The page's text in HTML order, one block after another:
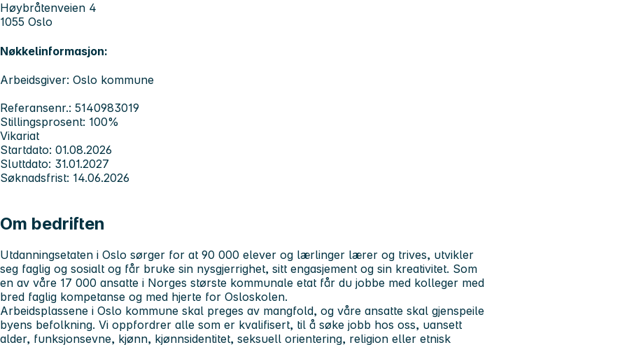
Høybråtenveien 4
1055 Oslo
Nøkkelinformasjon:
Arbeidsgiver: Oslo kommune
Referansenr.: 5140983019
Stillingsprosent: 100%
Vikariat
Startdato: 01.08.2026
Sluttdato: 31.01.2027
Søknadsfrist: 14.06.2026
Om bedriften
Utdanningsetaten i Oslo sørger for at 90 000 elever og lærlinger lærer og trives, utvikler
seg faglig og sosialt og får bruke sin nysgjerrighet, sitt engasjement og sin kreativitet. Som
en av våre 17 000 ansatte i Norges største kommunale etat får du jobbe med kolleger med
bred faglig kompetanse og med hjerte for Osloskolen.
Arbeidsplassene i Oslo kommune skal preges av mangfold, og våre ansatte skal gjenspeile
byens befolkning. Vi oppfordrer alle som er kvalifisert, til å søke jobb hos oss, uansett
alder, funksjonsevne, kjønn, kjønnsidentitet, seksuell orientering, religion eller etnisk